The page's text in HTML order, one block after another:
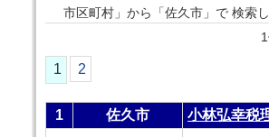
市区町村」から「佐久市」で 検索
1
1 2
1 佐久市 小林弘幸税